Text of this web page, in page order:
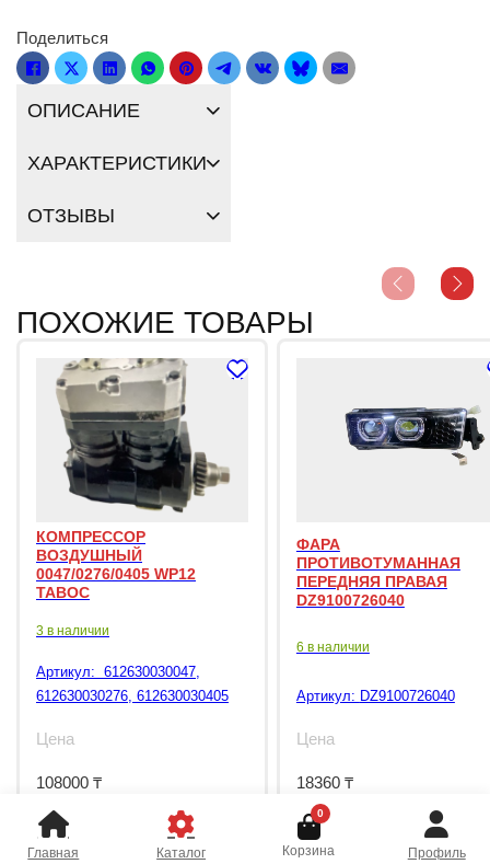
Поделиться
ОПИСАНИЕ
ХАРАКТЕРИСТИКИ
ОТЗЫВЫ
ПОХОЖИЕ ТОВАРЫ
КОМПРЕССОР
ВОЗДУШНЫЙ
0047/0276/0405 WP12
TABOC
3 в наличии
Артикул: 612630030047,
612630030276, 612630030405
Цена
108000 ₸
ФАРА
ПРОТИВОТУМАННАЯ
ПЕРЕДНЯЯ ПРАВАЯ
DZ9100726040
6 в наличии
Артикул: DZ9100726040
Цена
18360 ₸
Главная Каталог
0
Корзина Профиль